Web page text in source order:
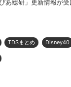
あ総研」更新情報が
TDSまとめ Disney40